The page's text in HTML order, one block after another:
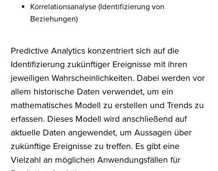
Korrelationsanalyse (Identifizierung von
Beziehungen)
Predictive Analytics konzentriert sich auf die
Identifizierung zukünftiger Ereignisse mit ihren
jeweiligen Wahrscheinlichkeiten. Dabei werden vor
allem historische Daten verwendet, um ein
mathematisches Modell zu erstellen und Trends zu
erfassen. Dieses Modell wird anschließend auf
aktuelle Daten angewendet, um Aussagen über
zukünftige Ereignisse zu treffen. Es gibt eine
Vielzahl an möglichen Anwendungsfällen für